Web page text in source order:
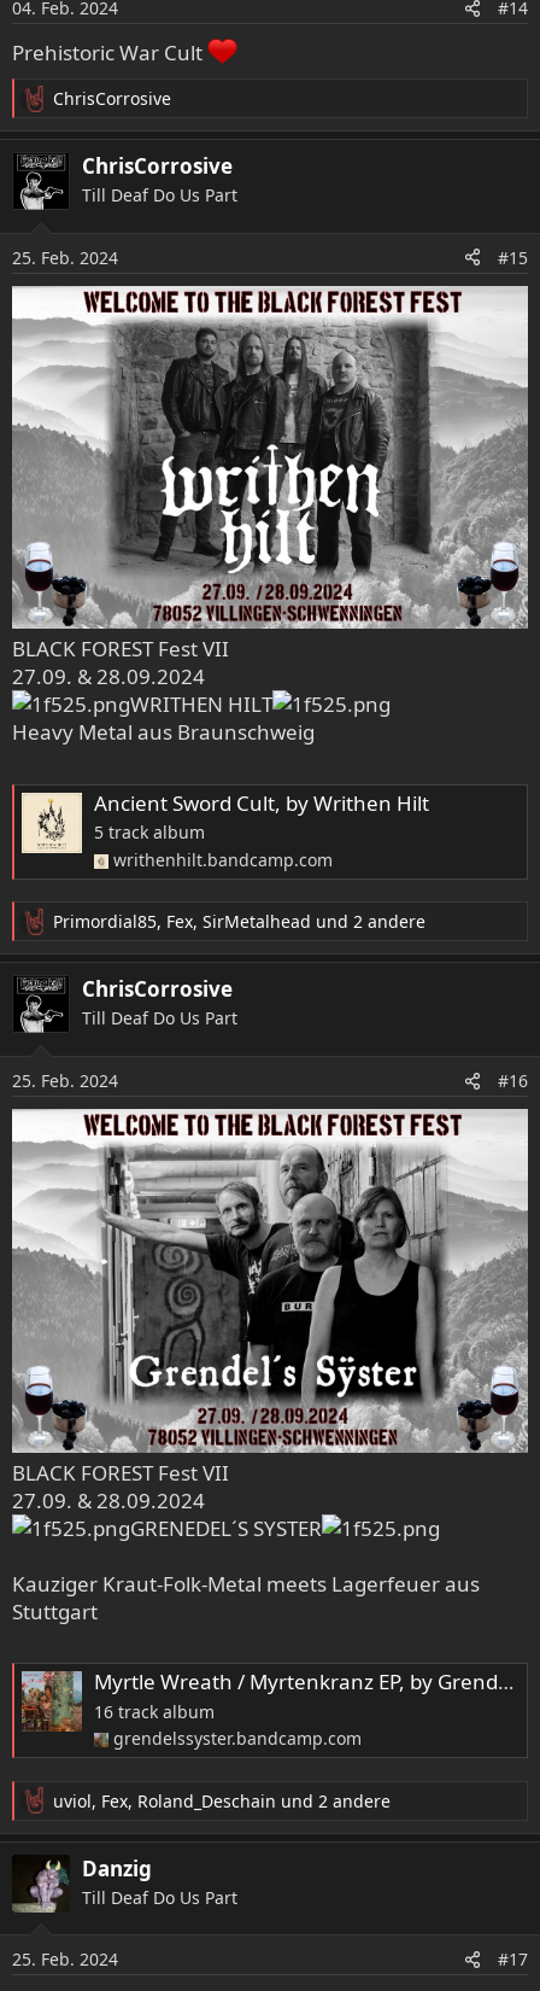
04. Feb. 2024 #14
Prehistoric War Cult
R
e
a
k
t
n
e
n
:
ChrisCorrosive
ChrisCorrosive
Till Deaf Do Us Part
25. Feb. 2024 #15
BLACK FOREST Fest VII
27.09. & 28.09.2024
WRITHEN HILT
Heavy Metal aus Braunschweig
Ancient Sword Cult, by Writhen Hilt
5 track album
writhenhilt.bandcamp.com
R
e
a
k
t
n
e
n
:
Primordial85, Fex, SirMetalhead und 2 andere
ChrisCorrosive
Till Deaf Do Us Part
25. Feb. 2024 #16
BLACK FOREST Fest VII
27.09. & 28.09.2024
GRENEDEL´S SYSTER
Kauziger Kraut-Folk-Metal meets Lagerfeuer aus
Stuttgart
Myrtle Wreath / Myrtenkranz EP, by Grendel's Sÿster
16 track album
grendelssyster.bandcamp.com
R
e
a
t
n
uviol, Fex, Roland_Deschain und 2 andere
Danzig
Till Deaf Do Us Part
25. Feb. 2024 #17